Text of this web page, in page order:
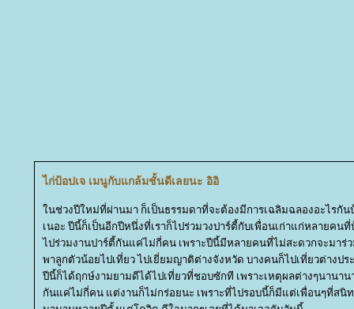
ไก่ป้อปเจ เมนูกับแกล้มชั้นดีเลยนะ อิอิ
นช่วงปีใหม่ที่ผ่านมา ก็เป็นธรรมดาที่จะต้องมีการเฉลิมฉลองอะไรกัน
เนอะ ปีนี้ก็เป็นอีกปีหนึ่งที่เราก็ไปร่วมวงปาร์ตี้กับเพื่อนเก่าแก่หลายคน
ไปร่วมงานปาร์ตี้กันแค่ไม่กี่คน เพราะปีนี้มีหลายคนที่ไม่สะดวกจะมาร่
พาลูกตัวน้อยไปเที่ยว ไปเยี่ยมญาติต่างจังหวัด บางคนก็ไปเที่ยวต่างป
ปีนี้ก็ได้ฤกษ์งามยามดีได้ไปเที่ยวที่ชอบซักที เพราะเหตุผลต่างๆนานาน
กันแค่ไม่กี่คน แต่งานก็ไม่กร่อยนะ เพราะที่ไปรอบนี้ก็มีแต่เพื่อนๆที่สนิ